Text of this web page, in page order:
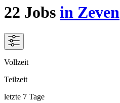
22 Jobs in Zeven
Vollzeit
Teilzeit
letzte 7 Tage